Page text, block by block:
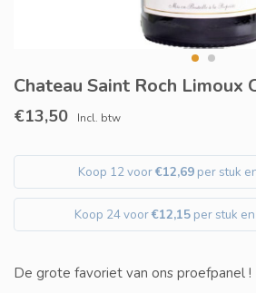
Chateau Saint Roch Limoux
€13,50 Incl. btw
Koop 12 voor€12,69 per stuk
Koop 24 voor€12,15 per stuk
De grote favoriet van ons proefpanel